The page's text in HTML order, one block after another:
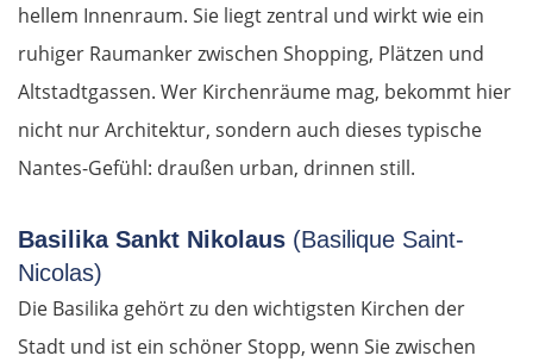
hellem Innenraum. Sie liegt zentral und wirkt wie ein
ruhiger Raumanker zwischen Shopping, Plätzen und
Altstadtgassen. Wer Kirchenräume mag, bekommt hier
nicht nur Architektur, sondern auch dieses typische
Nantes-Gefühl: draußen urban, drinnen still.
Basilika Sankt Nikolaus (Basilique Saint-
Nicolas)
Die Basilika gehört zu den wichtigsten Kirchen der
Stadt und ist ein schöner Stopp, wenn Sie zwischen
Żyrardów
Turek
Posen
Nowy Tomyśl